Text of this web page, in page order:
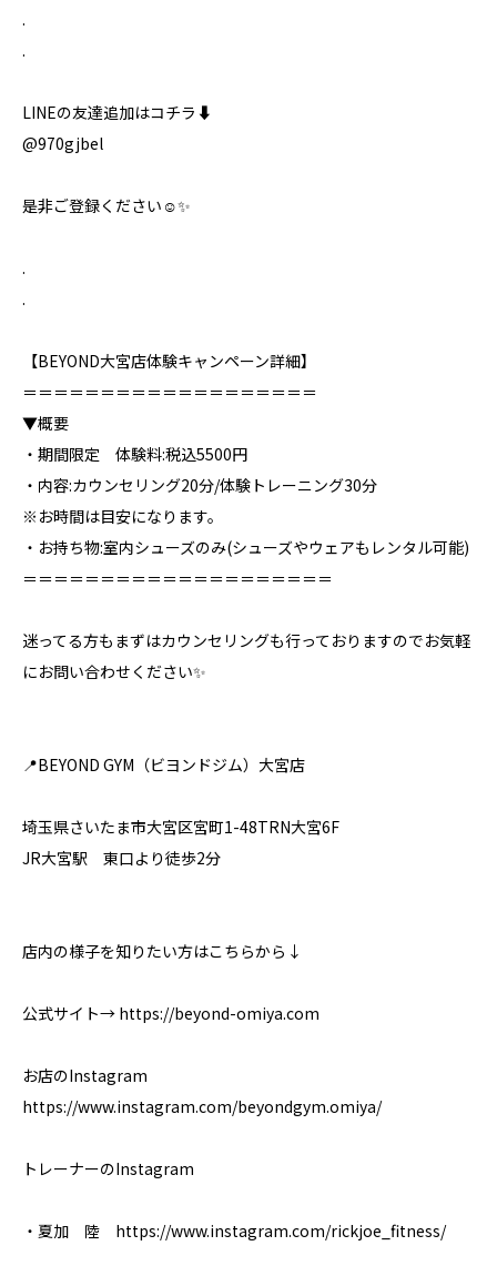
.
.
LINEの友達追加はコチラ⬇️
@970gjbel
是非ご登録ください☺️✨
.
.
【BEYOND大宮店体験キャンペーン詳細】⁣
＝＝＝＝＝＝＝＝＝＝＝＝＝＝＝＝＝＝＝⁣
▼概要⁣
・期間限定 体験料:税込5500円
・内容:カウンセリング20分/体験トレーニング30分
※お時間は目安になります。
・お持ち物:室内シューズのみ⁣(シューズやウェアもレンタル可能)
＝＝＝＝＝＝＝＝＝＝＝＝＝＝＝＝＝＝＝＝⁣
迷ってる方もまずはカウンセリングも行っておりますのでお気軽
にお問い合わせください✨⁣
📍BEYOND GYM（ビヨンドジム）大宮店⁣
埼玉県さいたま市大宮区宮町1-48TRN大宮6F⁣
JR大宮駅 東口より徒歩2分⁣
店内の様子を知りたい方はこちらから↓
公式サイト→ https://beyond-omiya.com
お店のInstagram
https://www.instagram.com/beyondgym.omiya/
トレーナーのInstagram
・夏加 陸 https://www.instagram.com/rickjoe_fitness/